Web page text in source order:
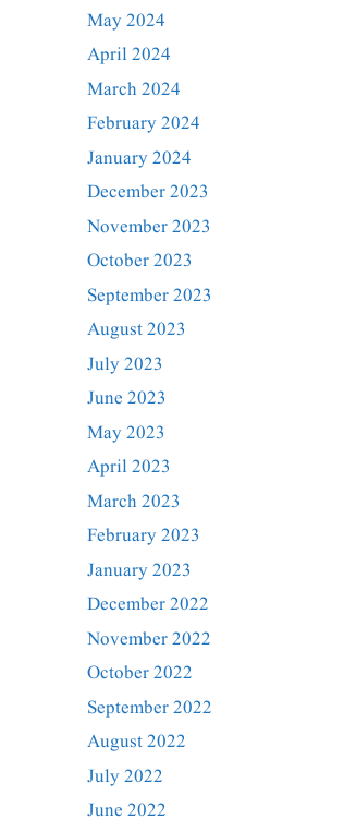
May 2024
April 2024
March 2024
February 2024
January 2024
December 2023
November 2023
October 2023
September 2023
August 2023
July 2023
June 2023
May 2023
April 2023
March 2023
February 2023
January 2023
December 2022
November 2022
October 2022
September 2022
August 2022
July 2022
June 2022